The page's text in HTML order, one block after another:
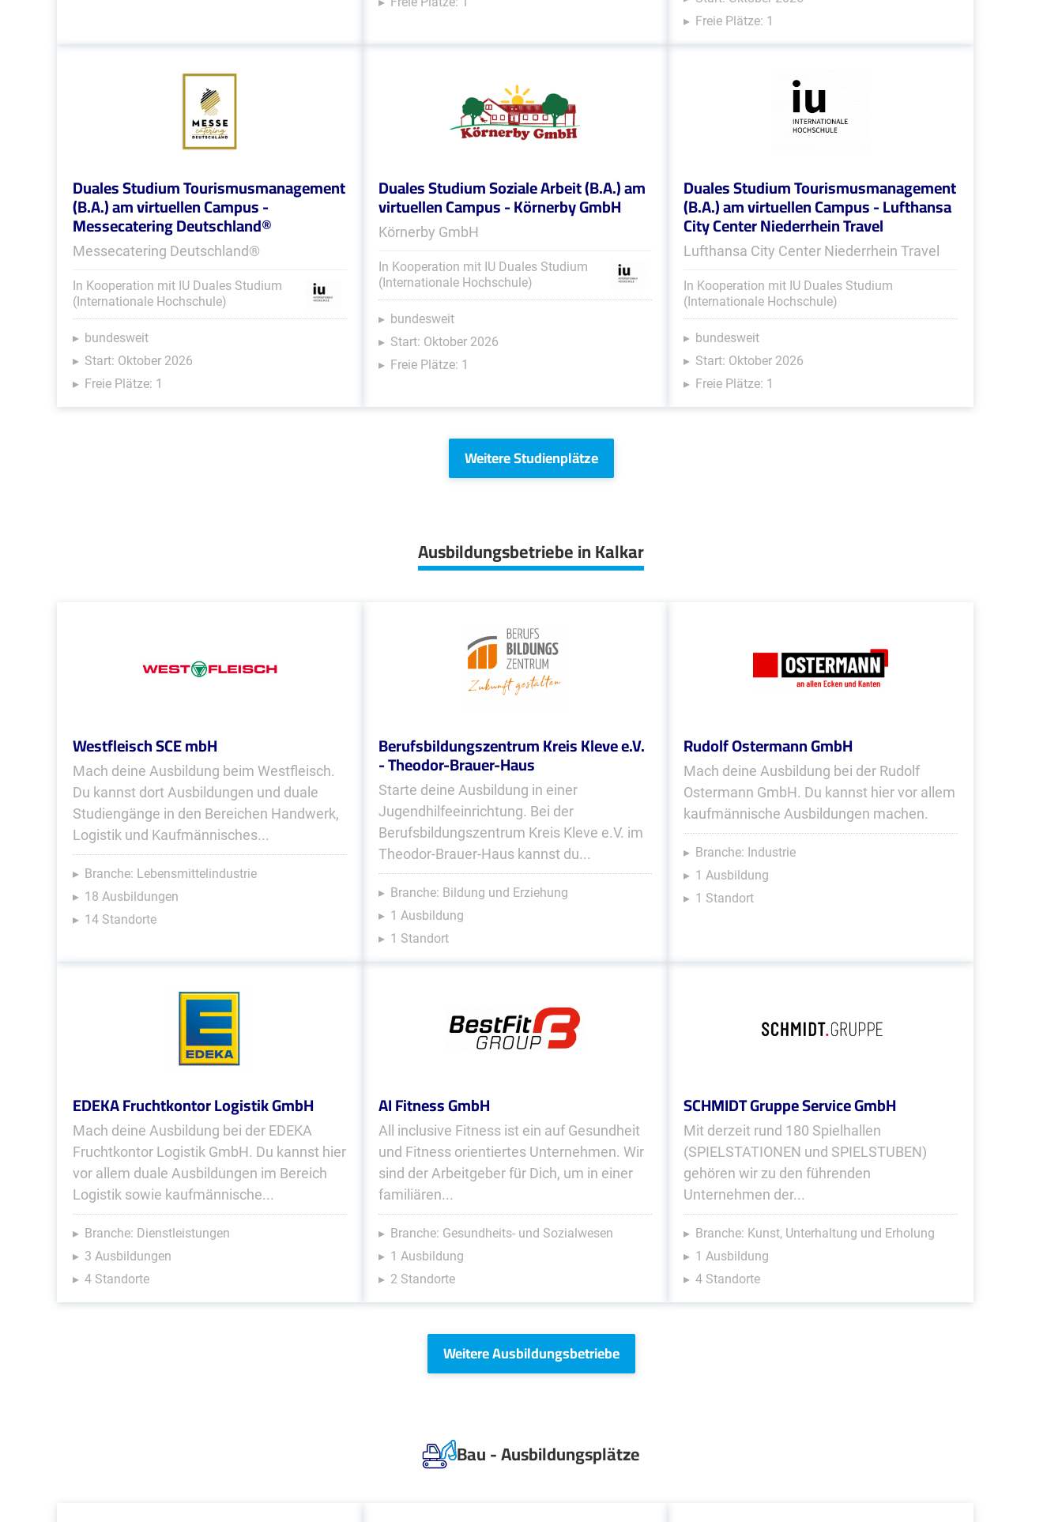
Freie Plätze: 1
Duales Studium Tourismusmanagement
(B.A.) am virtuellen Campus -
Messecatering Deutschland®
Messecatering Deutschland®
In Kooperation mit IU Duales Studium
(Internationale Hochschule)
bundesweit
Start: Oktober 2026
Freie Plätze: 1
Duales Studium Soziale Arbeit (B.A.) am
virtuellen Campus - Körnerby GmbH
Körnerby GmbH
In Kooperation mit IU Duales Studium
(Internationale Hochschule)
bundesweit
Start: Oktober 2026
Freie Plätze: 1
Duales Studium Tourismusmanagement
(B.A.) am virtuellen Campus - Lufthansa
City Center Niederrhein Travel
Lufthansa City Center Niederrhein Travel
In Kooperation mit IU Duales Studium
(Internationale Hochschule)
bundesweit
Start: Oktober 2026
Freie Plätze: 1
Weitere Studienplätze
Ausbildungsbetriebe in Kalkar
Westfleisch SCE mbH
Mach deine Ausbildung beim Westfleisch.
Du kannst dort Ausbildungen und duale
Studiengänge in den Bereichen Handwerk,
Logistik und Kaufmännisches...
Branche: Lebensmittelindustrie
18 Ausbildungen
14 Standorte
Berufsbildungszentrum Kreis Kleve e.V.
- Theodor-Brauer-Haus
Starte deine Ausbildung in einer
Jugendhilfeeinrichtung. Bei der
Berufsbildungszentrum Kreis Kleve e.V. im
Theodor-Brauer-Haus kannst du...
Branche: Bildung und Erziehung
1 Ausbildung
1 Standort
Rudolf Ostermann GmbH
Mach deine Ausbildung bei der Rudolf
Ostermann GmbH. Du kannst hier vor allem
kaufmännische Ausbildungen machen.
Branche: Industrie
1 Ausbildung
1 Standort
EDEKA Fruchtkontor Logistik GmbH
Mach deine Ausbildung bei der EDEKA
Fruchtkontor Logistik GmbH. Du kannst hier
vor allem duale Ausbildungen im Bereich
Logistik sowie kaufmännische...
Branche: Dienstleistungen
3 Ausbildungen
4 Standorte
AI Fitness GmbH
All inclusive Fitness ist ein auf Gesundheit
und Fitness orientiertes Unternehmen. Wir
sind der Arbeitgeber für Dich, um in einer
familiären...
Branche: Gesundheits- und Sozialwesen
1 Ausbildung
2 Standorte
SCHMIDT Gruppe Service GmbH
Mit derzeit rund 180 Spielhallen
(SPIELSTATIONEN und SPIELSTUBEN)
gehören wir zu den führenden
Unternehmen der...
Branche: Kunst, Unterhaltung und Erholung
1 Ausbildung
4 Standorte
Weitere Ausbildungsbetriebe
Bau - Ausbildungsplätze